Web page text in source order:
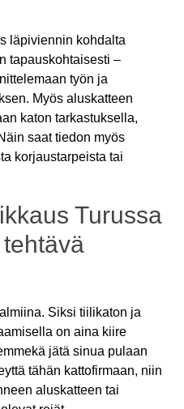
läpiviennin kohdalta
tapauskohtaisesti –
työn ja
Myös aluskatteen
katon tarkastuksella,
saat tiedon myös
korjaustarpeista tai
Turussa
Siksi tiilikaton ja
on aina kiire
jätä sinua pulaan
tähän kattofirmaan, niin
aluskatteen tai